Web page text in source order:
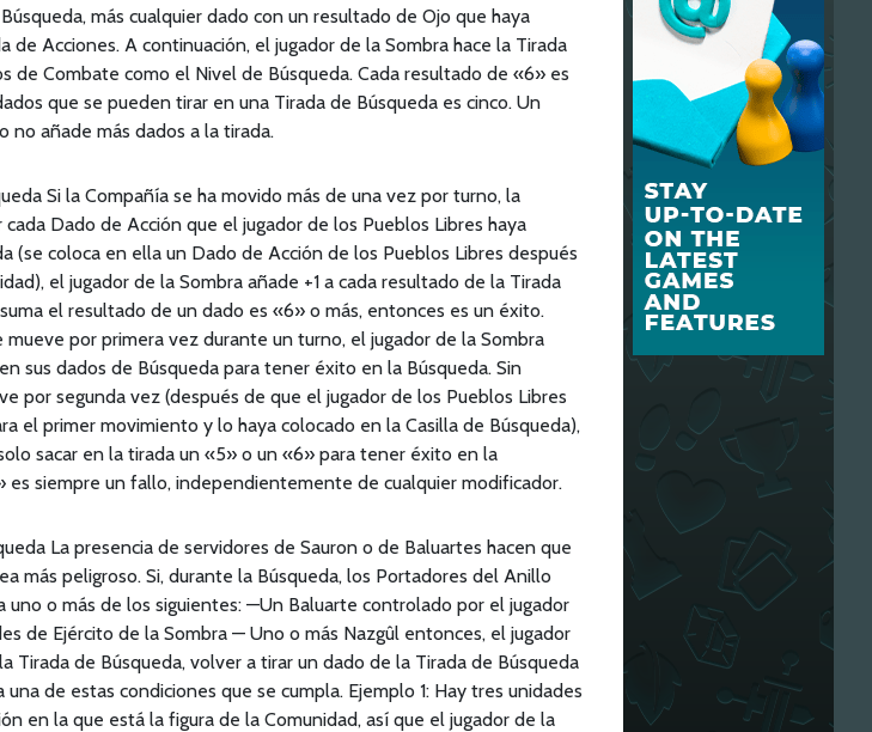
más cualquier dado con un resultado de Ojo que haya
Acciones. A continuación, el jugador de la Sombra hace la Tirada
de Combate como el Nivel de Búsqueda. Cada resultado de «6» es
que se pueden tirar en una Tirada de Búsqueda es cinco. Un
no añade más dados a la tirada.
Si la Compañía se ha movido más de una vez por turno, la
Dado de Acción que el jugador de los Pueblos Libres haya
(se coloca en ella un Dado de Acción de los Pueblos Libres después
el jugador de la Sombra añade +1 a cada resultado de la Tirada
el resultado de un dado es «6» o más, entonces es un éxito.
mueve por primera vez durante un turno, el jugador de la Sombra
sus dados de Búsqueda para tener éxito en la Búsqueda. Sin
por segunda vez (después de que el jugador de los Pueblos Libres
el primer movimiento y lo haya colocado en la Casilla de Búsqueda),
sacar en la tirada un «5» o un «6» para tener éxito en la
es siempre un fallo, independientemente de cualquier modificador.
La presencia de servidores de Sauron o de Baluartes hacen que
más peligroso. Si, durante la Búsqueda, los Portadores del Anillo
uno o más de los siguientes: —Un Baluarte controlado por el jugador
de Ejército de la Sombra — Uno o más Nazgûl entonces, el jugador
Tirada de Búsqueda, volver a tirar un dado de la Tirada de Búsqueda
de estas condiciones que se cumpla. Ejemplo 1: Hay tres unidades
en la que está la figura de la Comunidad, así que el jugador de la